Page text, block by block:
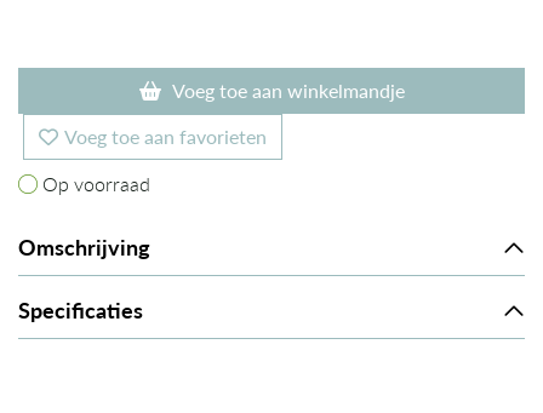
Voeg toe aan winkelmandje
Voeg toe aan favorieten
Op voorraad
Op voorraad
Omschrijving
Specificaties